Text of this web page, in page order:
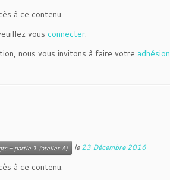
à ce contenu.
vous connecter.
nous vous invitons à faire votre adhésion
– partie 1 (atelier A) le23 Décembre 2016
à ce contenu.